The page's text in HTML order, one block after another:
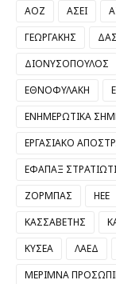
ΑΟΖ
ΑΣΕΙ
ΓΕΩΡΓΑΚΗΣ
ΔΙΟΝΥΣΟΠΟΥΛΟΣ
ΕΘΝΟΦΥΛΑΚΗ
ΕΝΗΜΕΡΩΤΙΚΑ
ΕΡΓΑΣΙΑΚΟ
ΕΦΑΠΑΞ
ΖΟΡΜΠΑΣ
ΗΕΕ
ΚΑΣΣΑΒΕΤΗΣ
ΚΥΣΕΑ
ΛΑΕΔ
ΜΕΡΙΜΝΑ